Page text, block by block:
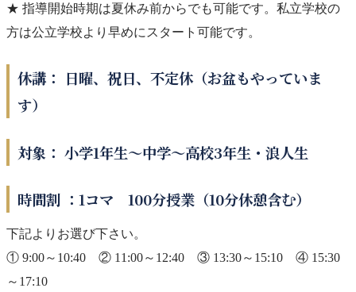
★ 指導開始時期は夏休み前からでも可能です。私立学校の
方は公立学校より早めにスタート可能です。
休講： 日曜、祝日、不定休（お盆もやっていま
す）
対象： 小学1年生〜中学〜高校3年生・浪人生
時間割 ：1コマ 100分授業（10分休憩含む）
下記よりお選び下さい。
① 9:00～10:40 ② 11:00～12:40 ③ 13:30～15:10 ④ 15:30
～17:10